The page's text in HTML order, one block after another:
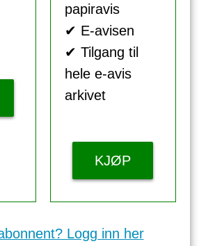
papiravis
✔ E-avisen
✔ Tilgang til
hele e-avis
arkivet
KJØP
Logg inn her